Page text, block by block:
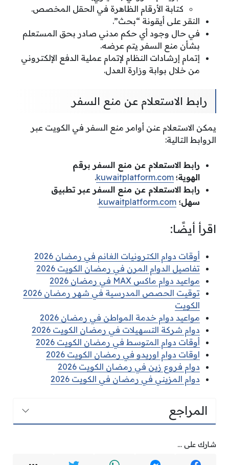
كتابة الأرقام الظاهرة في الحقل المخصص.
النقر على أيقونة “بحث”.
في حال وجود أي حكم مدني صادر بحق المستعلم
بشأن منع السفر يتم عرضه.
إتمام إرشادات النظام لإتمام عملية الدفع الإلكتروني
من خلال بوابة وزارة العدل.
رابط الاستعلام عن منع السفر
يمكن الاستعلام عنن أوامر منع السفر في الكويت عبر
الروابط التالية:
رابط الاستعلام عن منع السفر برقم
الهوية؛ kuwaitplatform.com
.
رابط الاستعلام عن منع السفر عبر تطبيق
سهل؛ kuwaitplatform.com
.
اقرأ أيضًا:
أوقات دوام الكترونيات الغانم في رمضان 2026
تفاصيل الدوام المرن في رمضان الكويت 2026
مواعيد دوام ماكس MAX في رمضان 2026
توقيت الحصص المدرسية في شهر رمضان 2026
الكويت
مواعيد دوام خدمة المواطن في رمضان 2026
دوام شركة التسهيلات في رمضان الكويت 2026
أوقات دوام المتوسط في رمضان الكويت 2026
اوقات دوام اوريدو في رمضان الكويت 2026
دوام فروع زين في رمضان الكويت 2026
دوام المزيني في رمضان في الكويت 2026
المراجع
شارك على ...